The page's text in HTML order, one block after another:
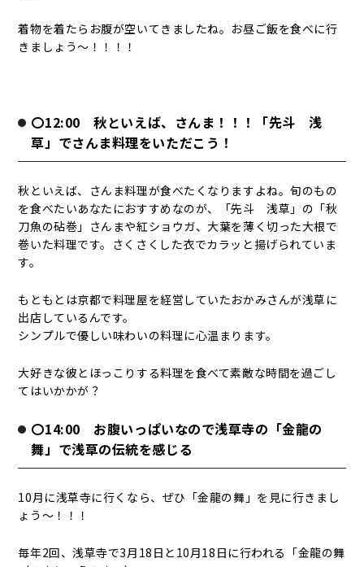
着物を着たらお腹が空いてきましたね。お昼ご飯を食べに行
きましょう～！！！！
〇12:00 秋といえば、さんま！！！「先斗 浅
草」でさんま料理をいただこう！
秋といえば、さんま料理が食べたくなりますよね。旬のもの
を食べたいあなたにおすすめなのが、「先斗 浅草」の「秋
刀魚の砧巻」さんまや紅ショウガ、大葉を薄く切った大根で
巻いた料理です。さくさくした衣でカラッと揚げられていま
す。
もともとは京都で料理屋を経営していたおかみさんが浅草に
出店しているんです。
シンプルで優しい味わいの料理に心温まります。
大好きな彼とほっこりする料理を食べて素敵な時間を過ごし
てはいかかが？
〇14:00 お腹いっぱいなので浅草寺の「金龍の
舞」で浅草の伝統を感じる
10月に浅草寺に行くなら、ぜひ「金龍の舞」を見に行きまし
ょう～！！！
毎年2回、浅草寺で3月18日と10月18日に行われる「金龍の舞